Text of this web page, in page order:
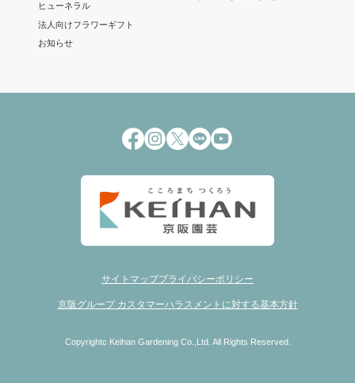
ヒューネラル
法人向けフラワーギフト
お知らせ
サイトマッププライバシーポリシー
京阪グループ カスタマーハラスメントに対する基本方針
Copyrightc Keihan Gardening Co.,Ltd. All Rights Reserved.